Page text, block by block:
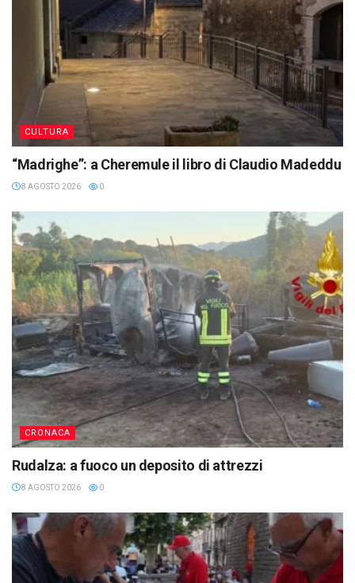
CULTURA
“Madrighe”: a Cheremule il libro di Claudio Madeddu
8 AGOSTO 2026 0
CRONACA
Rudalza: a fuoco un deposito di attrezzi
8 AGOSTO 2026 0